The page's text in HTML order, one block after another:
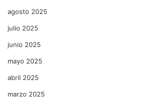
agosto 2025
julio 2025
junio 2025
mayo 2025
abril 2025
marzo 2025